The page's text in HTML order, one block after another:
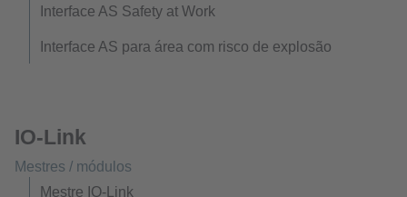
Interface AS Safety at Work
Interface AS para área com risco de explosão
IO-Link
Mestres / módulos
Mestre IO-Link